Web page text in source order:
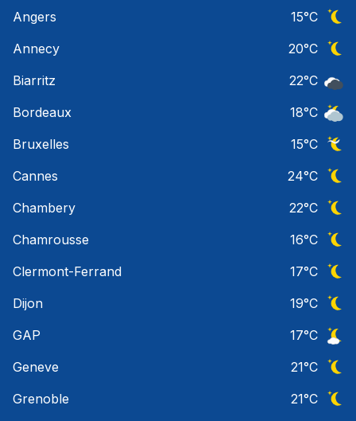
Angers 15°C
Annecy
20°C
Biarritz
22°C
Bordeaux
18°C
Bruxelles
15°C
Cannes
24°C
Chambery
22°C
Chamrousse
16°C
Clermont-Ferrand
17°C
Dijon
19°C
GAP
17°C
Geneve
21°C
Grenoble
21°C